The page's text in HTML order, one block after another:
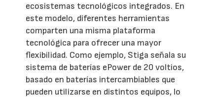
ecosistemas tecnológicos integrados. En
este modelo, diferentes herramientas
comparten una misma plataforma
tecnológica para ofrecer una mayor
flexibilidad. Como ejemplo, Stiga señala su
sistema de baterías ePower de 20 voltios,
basado en baterías intercambiables que
pueden utilizarse en distintos equipos, lo